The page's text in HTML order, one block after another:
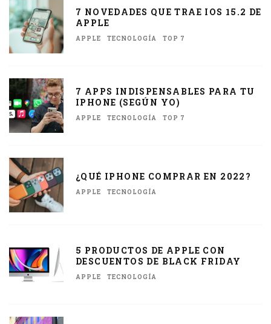
7 NOVEDADES QUE TRAE IOS 15.2 DE
APPLE
APPLE TECNOLOGÍA TOP 7
7 APPS INDISPENSABLES PARA TU
IPHONE (SEGÚN YO)
APPLE TECNOLOGÍA TOP 7
¿QUÉ IPHONE COMPRAR EN 2022?
APPLE TECNOLOGÍA
5 PRODUCTOS DE APPLE CON
DESCUENTOS DE BLACK FRIDAY
APPLE TECNOLOGÍA